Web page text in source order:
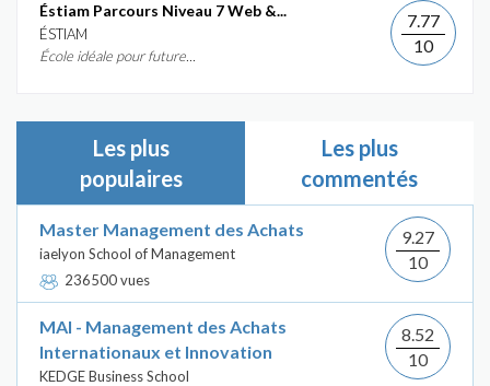
Éstiam Parcours Niveau 7 Web &...
ÉSTIAM
École idéale pour future...
7.77
10
Les plus
populaires
Les plus
commentés
Master Management des Achats
iaelyon School of Management
236500 vues
9.27
10
MAI - Management des Achats
Internationaux et Innovation
KEDGE Business School
8.52
10